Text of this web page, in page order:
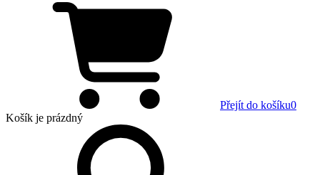
Přejít do košíku0
Košík je prázdný